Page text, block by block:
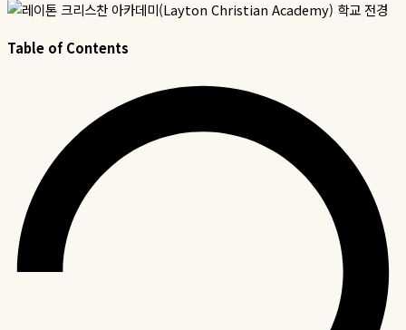
Table of Contents